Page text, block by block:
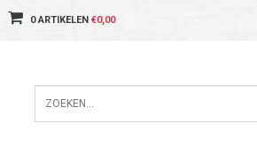
0 ARTIKELEN €0,00